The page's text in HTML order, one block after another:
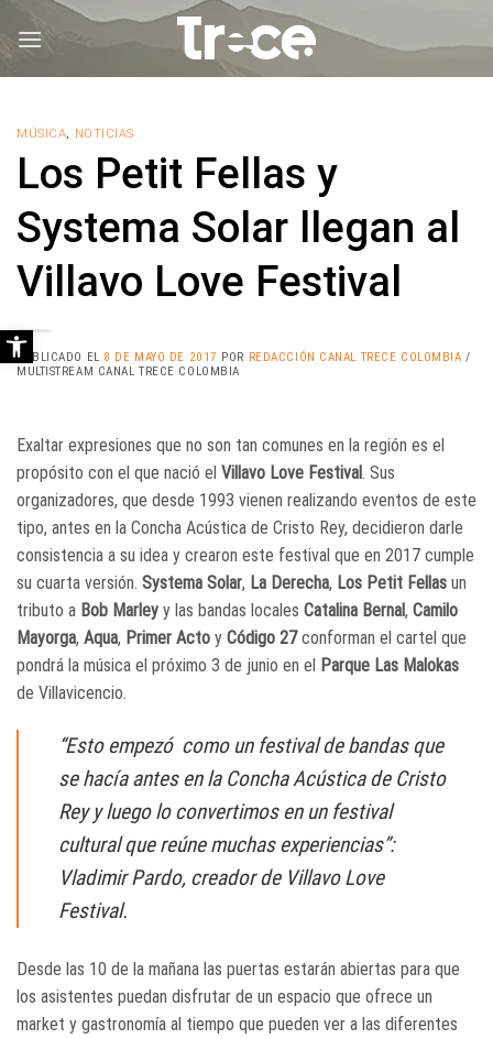
MÚSICA, NOTICIAS
Los Petit Fellas y
Systema Solar llegan al
Villavo Love Festival
PUBLICADO EL 8 DE MAYO DE 2017 POR REDACCIÓN CANAL TRECE COLOMBIA /
MULTISTREAM CANAL TRECE COLOMBIA
Exaltar expresiones que no son tan comunes en la región es el
propósito con el que nació el Villavo Love Festival. Sus
organizadores, que desde 1993 vienen realizando eventos de este
tipo, antes en la Concha Acústica de Cristo Rey, decidieron darle
consistencia a su idea y crearon este festival que en 2017 cumple
su cuarta versión. Systema Solar, La Derecha, Los Petit Fellas un
tributo a Bob Marley y las bandas locales Catalina Bernal, Camilo
Mayorga, Aqua, Primer Acto y Código 27conforman el cartel que
pondrá la música el próximo 3 de junio en el Parque Las Malokas
de Villavicencio.
“Esto empezó como un festival de bandas que
se hacía antes en la Concha Acústica de Cristo
Rey y luego lo convertimos en un festival
cultural que reúne muchas experiencias”:
Vladimir Pardo, creador de Villavo Love
Festival.
Desde las 10 de la mañana las puertas estarán abiertas para que
los asistentes puedan disfrutar de un espacio que ofrece un
market y gastronomía al tiempo que pueden ver a las diferentes
Abrir barra de herramientas